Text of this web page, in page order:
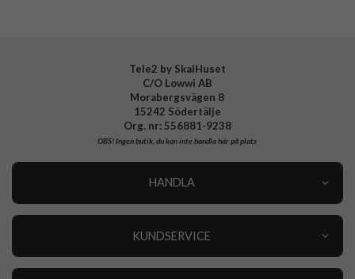
Tele2 by SkalHuset
C/O Lowwi AB
Morabergsvägen 8
15242 Södertälje
Org. nr: 556881-9238
OBS!Ingen butik, du kan inte handla här på plats
HANDLA
KUNDSERVICE